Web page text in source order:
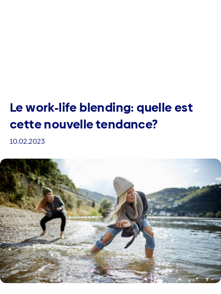
Le work-life blending: quelle est
cette nouvelle tendance?
10.02.2023